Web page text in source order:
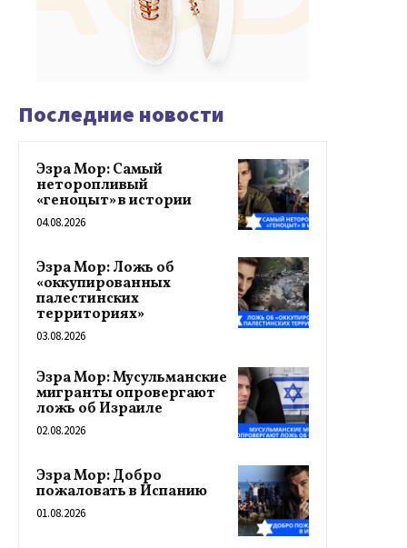
Последние новости
Эзра Мор: Самый
неторопливый
«геноцыт» в истории
04.08.2026
Эзра Мор: Ложь об
«оккупированных
палестинских
территориях»
03.08.2026
Эзра Мор: Мусульманские
мигранты опровергают
ложь об Израиле
02.08.2026
Эзра Мор: Добро
пожаловать в Испанию
01.08.2026